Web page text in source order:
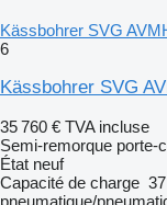
Kässbohrer SVG
6
Kässbohrer SVG
35 760 € TVA incluse
Semi-remorque porte-
État neuf
Capacité de charge
pneumatique/